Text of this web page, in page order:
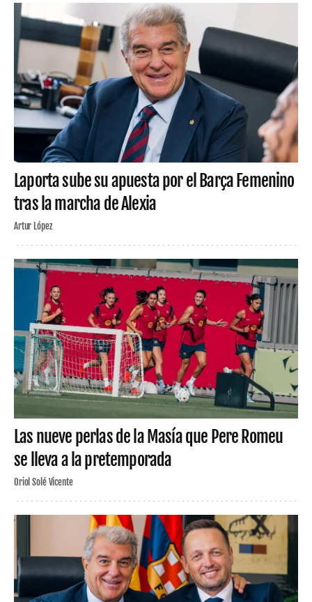
Laporta sube su apuesta por el Barça Femenino
tras la marcha de Alexia
Artur López
Las nueve perlas de la Masía que Pere Romeu
se lleva a la pretemporada
Oriol Solé Vicente